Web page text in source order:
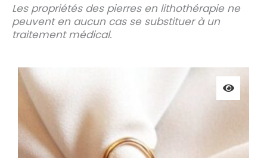
Les propriétés des pierres en lithothérapie ne
peuvent en aucun cas se substituer à un
traitement médical.